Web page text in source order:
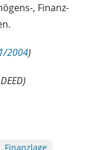
, Finanz-
2004)
Finanzlage